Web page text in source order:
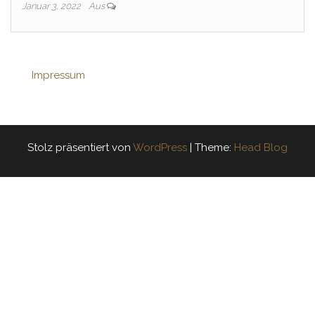
Januar 3, 2022 Aus
Impressum
Stolz präsentiert von WordPress | Theme: Head Blog